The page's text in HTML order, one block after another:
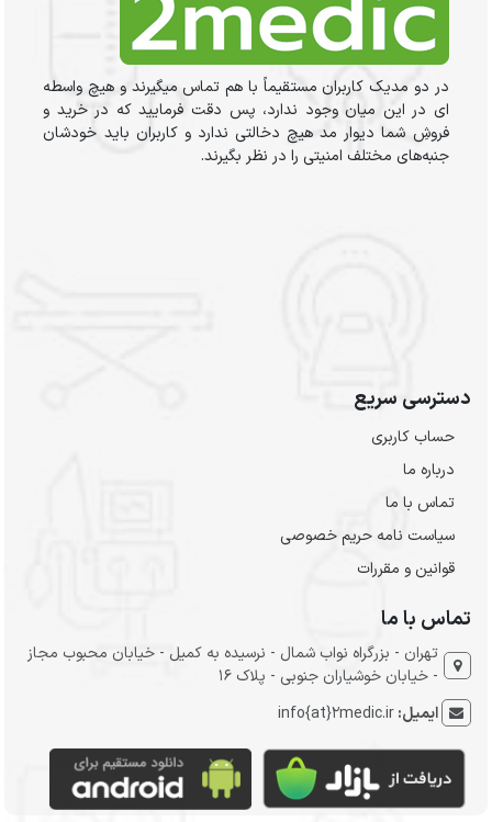
در دو مدیک کاربران مستقیماً با هم تماس میگیرند و هیچ واسطه
ای در این میان وجود ندارد، پس دقت فرمایید که در خرید و
فروشِ شما دیوار مد هیچ دخالتی ندارد و کاربران باید خودشان
جنبه‌های مختلف امنیتی را در نظر بگیرند.
دسترسی سریع
حساب کاربری
درباره ما
تماس با ما
سیاست نامه حریم خصوصی
قوانین و مقررات
تماس با ما
تهران - بزرگراه نواب شمال - نرسیده به کمیل - خیابان محبوب مجاز
- خیابان خوشیاران جنوبی - پلاک 16
ایمیل:info{at}2medic.ir